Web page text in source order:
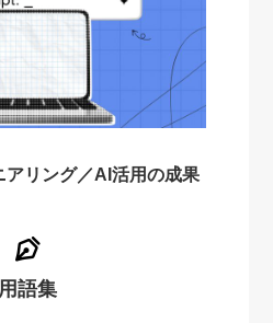
アリング／AI活用の成果
用語集